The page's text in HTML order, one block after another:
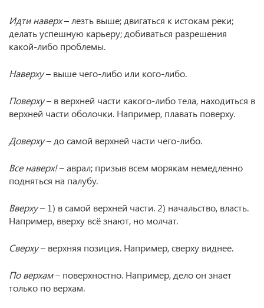
Идти наверх– лезть выше; двигаться к истокам реки;
делать успешную карьеру; добиваться разрешения
какой-либо проблемы.
Наверху– выше чего-либо или кого-либо.
Поверху– в верхней части какого-либо тела, находиться в
верхней части оболочки. Например, плавать поверху.
Доверху– до самой верхней части чего-либо.
Все наверх!– аврал; призыв всем морякам немедленно
подняться на палубу.
Вверху– 1) в самой верхней части. 2) начальство, власть.
Например, вверху всё знают, но молчат.
Сверху– верхняя позиция. Например, сверху виднее.
По верхам– поверхностно. Например, дело он знает
только по верхам.